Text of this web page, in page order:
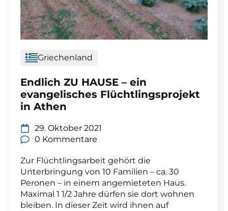
Griechenland
Endlich ZU HAUSE – ein
evangelisches Flüchtlingsprojekt
in Athen
29. Oktober 2021
0 Kommentare
Zur Flüchtlingsarbeit gehört die
Unterbringung von 10 Familien – ca. 30
Peronen – in einem angemieteten Haus.
Maximal 1 1/2 Jahre dürfen sie dort wohnen
bleiben. In dieser Zeit wird ihnen auf